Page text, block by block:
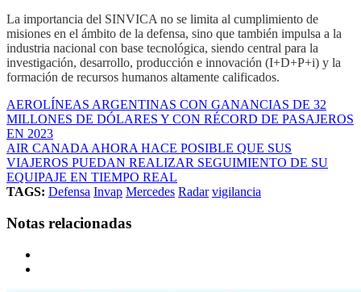
La importancia del SINVICA no se limita al cumplimiento de
misiones en el ámbito de la defensa, sino que también impulsa a la
industria nacional con base tecnológica, siendo central para la
investigación, desarrollo, producción e innovación (I+D+P+i) y la
formación de recursos humanos altamente calificados.
AEROLÍNEAS ARGENTINAS CON GANANCIAS DE 32
MILLONES DE DÓLARES Y CON RÉCORD DE PASAJEROS
EN 2023
AIR CANADA AHORA HACE POSIBLE QUE SUS
VIAJEROS PUEDAN REALIZAR SEGUIMIENTO DE SU
EQUIPAJE EN TIEMPO REAL
TAGS: Defensa Invap Mercedes Radar vigilancia
Notas relacionadas